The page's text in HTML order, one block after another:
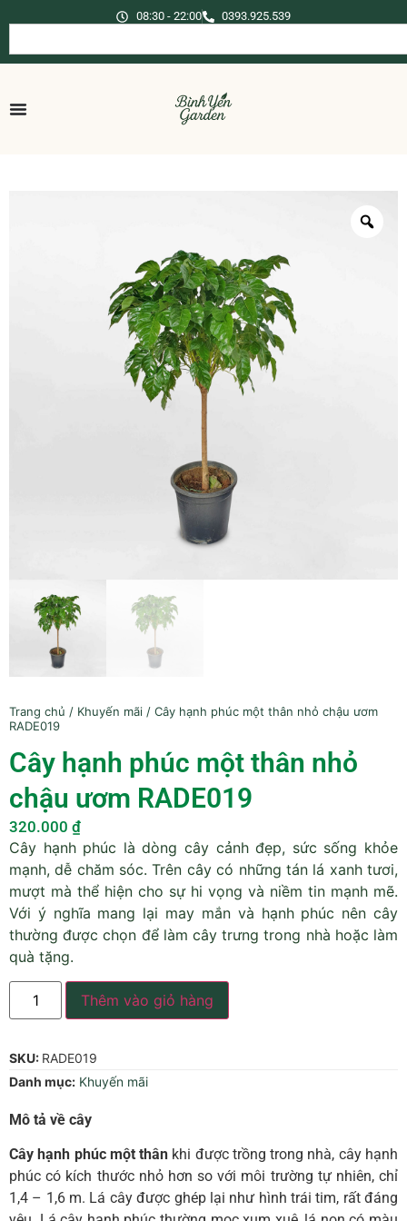
08:30 - 22:00 0393.925.539
Trang chủ / Khuyến mãi / Cây hạnh phúc một thân nhỏ chậu ươm
RADE019
Cây hạnh phúc một thân nhỏ
chậu ươm RADE019
320.000 ₫
Cây hạnh phúc là dòng cây cảnh đẹp, sức sống khỏe
mạnh, dễ chăm sóc. Trên cây có những tán lá xanh tươi,
mượt mà thể hiện cho sự hi vọng và niềm tin mạnh mẽ.
Với ý nghĩa mang lại may mắn và hạnh phúc nên cây
thường được chọn để làm cây trưng trong nhà hoặc làm
quà tặng.
Thêm vào giỏ hàng
SKU: RADE019
Danh mục: Khuyến mãi
Mô tả về cây
Cây hạnh phúc một thân khi được trồng trong nhà, cây hạnh
phúc có kích thước nhỏ hơn so với môi trường tự nhiên, chỉ
1,4 – 1,6 m. Lá cây được ghép lại như hình trái tim, rất đáng